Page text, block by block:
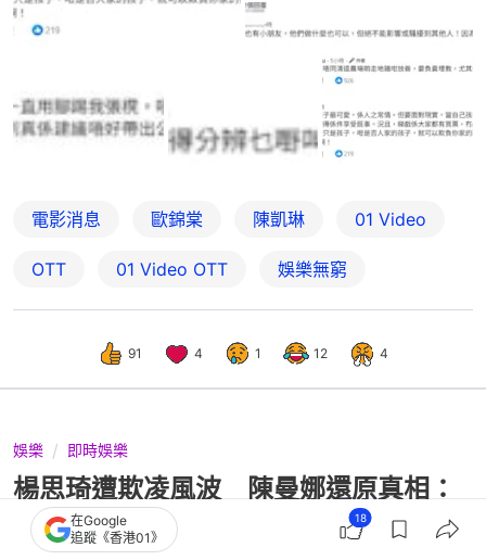
電影消息 歐錦棠 陳凱琳 01 Video
OTT 01‌ ‌Video‌ ‌OTT 娛樂無窮
91 4 1 12 4
娛樂 即時娛樂
楊思琦遭欺凌風波 陳曼娜還原真相：
搵娥姐做咩，等佢鬧我？
在Google
追蹤《香港01》
18